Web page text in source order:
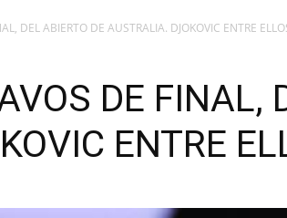
DEL ABIERTO DE AUSTRALIA. DJOKOVIC ENTRE
DE FINAL,
ENTRE